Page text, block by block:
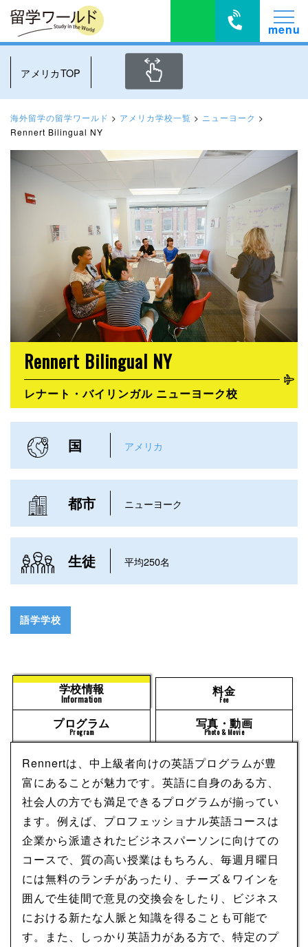
アメリカTOP
海外留学の留学ワールド > アメリカ学校一覧 > ニューヨーク >
Rennert Bilingual NY
Rennert Bilingual NY
レナート・バイリンガル ニューヨーク校
国 アメリカ
都市 ニューヨーク
生徒 平均250名
語学学校
学校情報
Information
料金
Fee
プログラム
Program
写真・動画
Photo & Movie
Rennertは、中上級者向けの英語プログラムが豊
富にあることが魅力です。英語に自身のある方、
社会人の方でも満足できるプログラムが揃ってい
ます。例えば、プロフェッショナル英語コースは
企業から派遣されたビジネスパーソンに向けての
コースで、質の高い授業はもちろん、毎週月曜日
には無料のランチがあったり、チーズ＆ワインを
囲んで生徒間で意見の交換会をしたり、ビジネス
における新たな人脈と知識を得ることも可能で
す。また、しっかり英語力がある方で、特定のプ